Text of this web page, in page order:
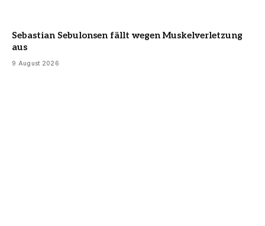
Sebastian Sebulonsen fällt wegen Muskelverletzung
aus
9 August 2026